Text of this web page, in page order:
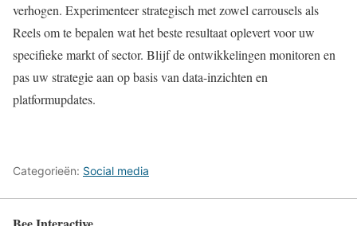
verhogen. Experimenteer strategisch met zowel carrousels als
Reels om te bepalen wat het beste resultaat oplevert voor uw
specifieke markt of sector. Blijf de ontwikkelingen monitoren en
pas uw strategie aan op basis van data-inzichten en
platformupdates.
Categorieën: Social media